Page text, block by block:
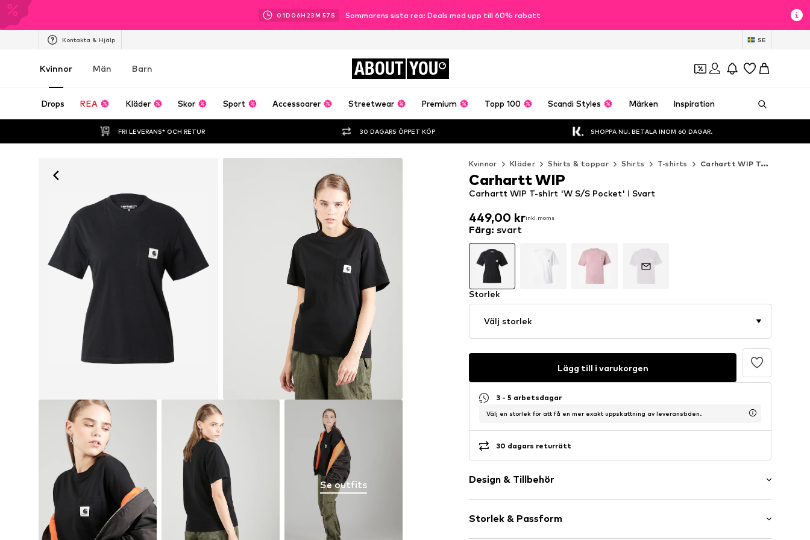
01D 06H 23M 56 S Sommarens sista rea: Deals med upp till 60% rabatt
Kontakta & Hjälp SE
Kvinnor Män Barn ABOUT YOU
Drops REA Kläder Skor Sport Accessoarer Streetwear Premium Topp 100 Scandi Styles Märken Inspiration
FRI LEVERANS* OCH RETUR 30 DAGARS ÖPPET KÖP SHOPPA NU. BETALA INOM 60 DAGAR.
Se outfits
Kvinnor Kläder Shirts & toppar Shirts T-shirts Carhartt WIP T-shirts
449,00 krinkl. moms
449,00 kr
Carhartt WIP T-shirt 'W S/S Pocket' i Svart
Carhartt WIP
Färg: svart
Storlek
Välj storlek
Lägg till i varukorgen
3 - 5 arbetsdagar
Välj en storlek för att få en mer exakt uppskattning av leveranstiden.
30 dagars returrätt
Design & Tillbehör
Jersey
Rundringning
Storlek & Passform